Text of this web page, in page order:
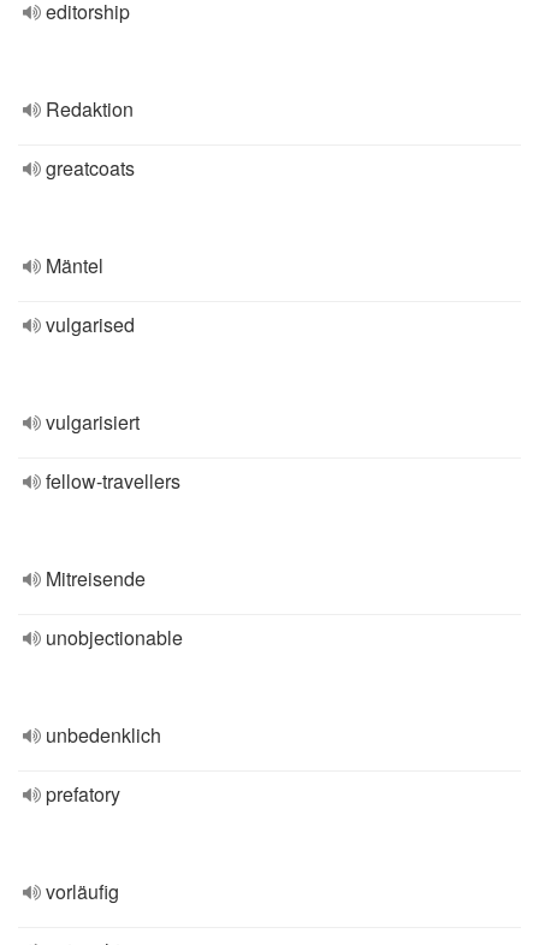
editorship
Redaktion
greatcoats
Mäntel
vulgarised
vulgarisiert
fellow-travellers
Mitreisende
unobjectionable
unbedenklich
prefatory
vorläufig